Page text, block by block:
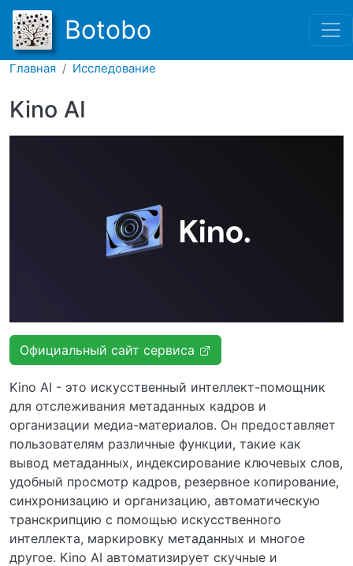
Перейти к основному
Botobo
Главная Исследование
Kino AI
Официальный сайт сервиса
Kino AI - это искусственный интеллект-помощник
для отслеживания метаданных кадров и
организации медиа-материалов. Он предоставляет
пользователям различные функции, такие как
вывод метаданных, индексирование ключевых слов,
удобный просмотр кадров, резервное копирование,
синхронизацию и организацию, автоматическую
транскрипцию с помощью искусственного
интеллекта, маркировку метаданных и многое
другое. Kino AI автоматизирует скучные и